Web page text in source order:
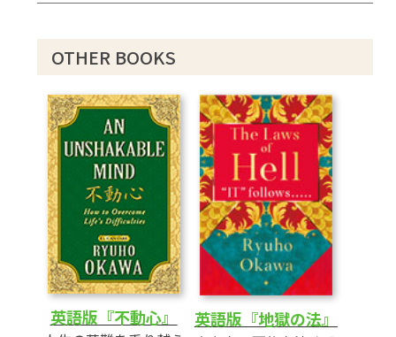
OTHER BOOKS
英語版『不動心』 英語版『地獄の法』